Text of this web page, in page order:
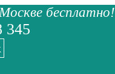
бесплатно!
345